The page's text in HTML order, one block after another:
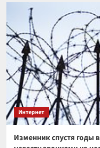
Интернет
Изменник спустя годы